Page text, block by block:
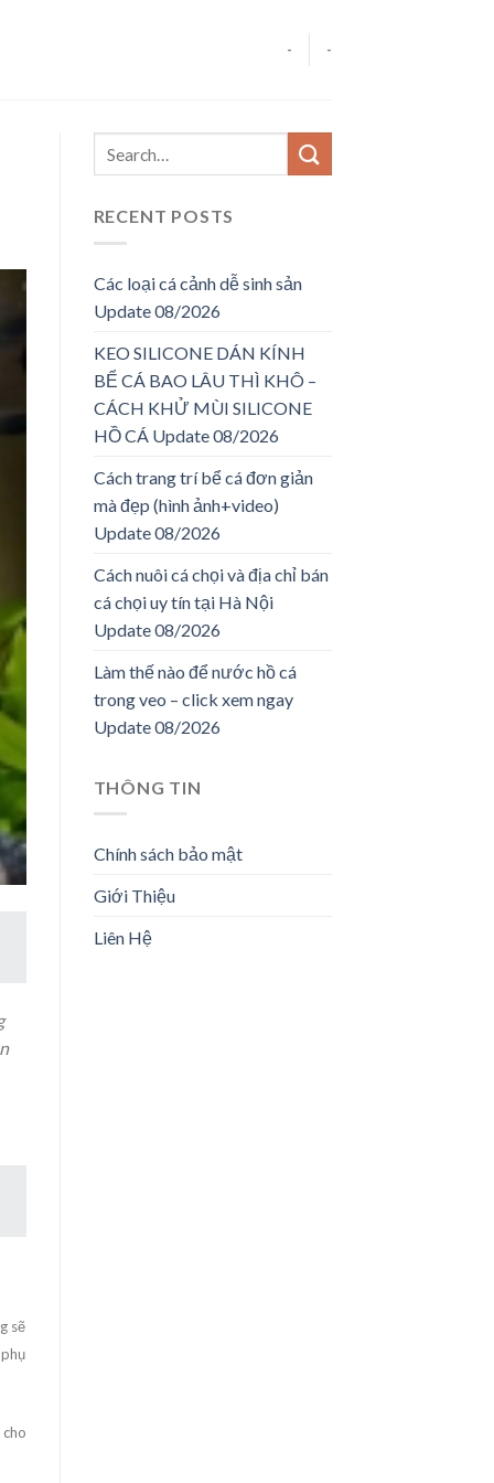
- -
sẽ
RECENT POSTS
Các loại cá cảnh dễ sinh sản
Update 08/2026
KEO SILICONE DÁN KÍNH
BỂ CÁ BAO LÂU THÌ KHÔ –
CÁCH KHỬ MÙI SILICONE
HỒ CÁ Update 08/2026
Cách trang trí bể cá đơn giản
mà đẹp (hình ảnh+video)
Update 08/2026
Cách nuôi cá chọi và địa chỉ bán
cá chọi uy tín tại Hà Nội
Update 08/2026
Làm thế nào để nước hồ cá
trong veo – click xem ngay
Update 08/2026
THÔNG TIN
Chính sách bảo mật
Giới Thiệu
Liên Hệ